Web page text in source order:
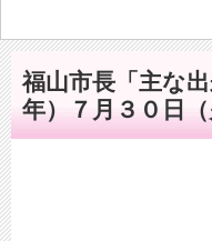
福山市長「主な
年）７月３０日（